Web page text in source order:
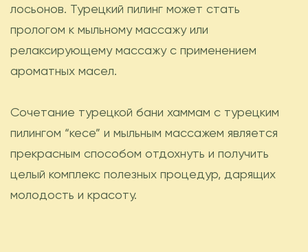
лосьонов. Турецкий пилинг может стать
прологом к мыльному массажу или
релаксирующему массажу с применением
ароматных масел.
Сочетание турецкой бани хаммам с турецким
пилингом “кесе” и мыльным массажем является
прекрасным способом отдохнуть и получить
целый комплекс полезных процедур, дарящих
молодость и красоту.